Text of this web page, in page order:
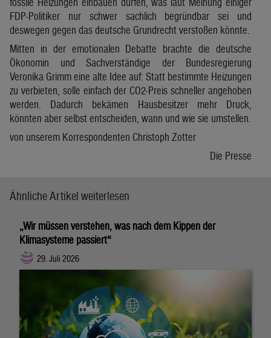
FDP-Politiker nur schwer sachlich begründbar sei und
deswegen gegen das deutsche Grundrecht verstoßen könnte.
Mitten in der emotionalen Debatte brachte die deutsche
Ökonomin und Sachverständige der Bundesregierung
Veronika Grimm eine alte Idee auf: Statt bestimmte Heizungen
zu verbieten, solle einfach der CO2-Preis schneller angehoben
werden. Dadurch bekämen Hausbesitzer mehr Druck,
könnten aber selbst entscheiden, wann und wie sie umstellen.
von unserem Korrespondenten Christoph Zotter
Die Presse
Ähnliche Artikel weiterlesen
„Wir müssen verstehen, was nach dem Kippen der
Klimasysteme passiert“
29. Juli 2026